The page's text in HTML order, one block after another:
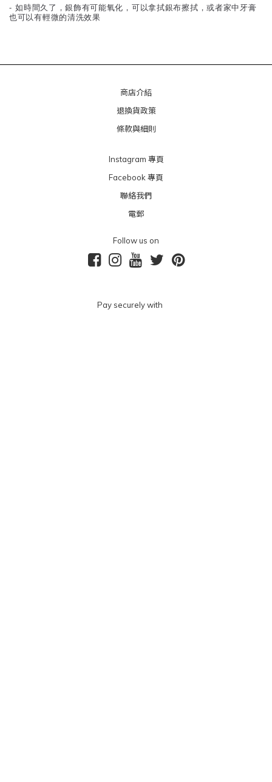
- 如時間久了，銀飾有可能氧化，可以拿拭銀布擦拭，或者家中牙膏
也可以有輕微的清洗效果
商店介紹
退換貨政策
條款與細則
Instagram 專頁
Facebook 專頁
聯絡我們
電郵
Follow us on
Pay securely with